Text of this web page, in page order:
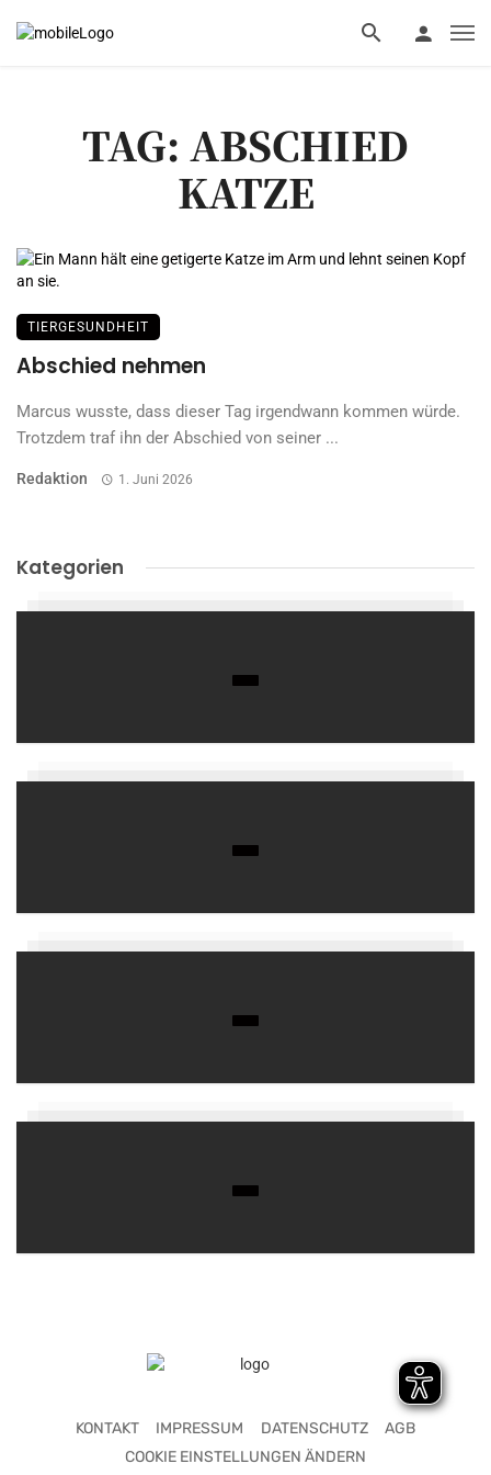
TAG: ABSCHIED
KATZE
TIERGESUNDHEIT
Abschied nehmen
Marcus wusste, dass dieser Tag irgendwann kommen würde.
Trotzdem traf ihn der Abschied von seiner ...
Redaktion 1. Juni 2026
Kategorien
KONTAKT IMPRESSUM DATENSCHUTZ
AGB
COOKIE EINSTELLUNGEN ÄNDERN